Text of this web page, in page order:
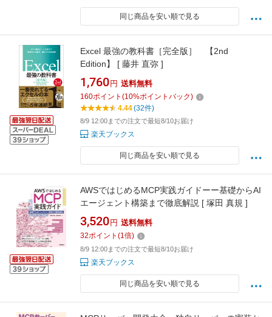
同じ商品を安い順で見る
Excel 最強の教科書［完全版］ 【2nd
Edition】 [ 藤井 直弥 ]
1,760 円 送料無料
160ポイント (10%ポイントバック)
4.44(32件)
8/9 12:00までの注文で最短8/10お届け
楽天ブックス
同じ商品を安い順で見る
AWSではじめるMCP実践ガイドーー基礎からAI
エージェント構築まで徹底解説 [ 塚田 真規 ]
3,520 円 送料無料
32ポイント (1倍)
8/9 12:00までの注文で最短8/10お届け
楽天ブックス
同じ商品を安い順で見る